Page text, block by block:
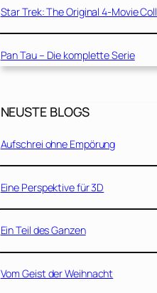
Star Trek: The Original 4-Movie
Pan Tau – Die komplette Serie
NEUSTE BLOGS
Aufschrei ohne Empörung
Eine Perspektive für 3D
Ein Teil des Ganzen
Vom Geist der Weihnacht